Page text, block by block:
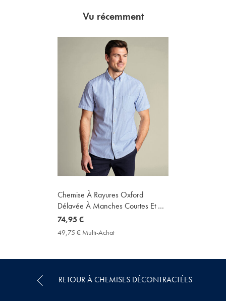
Vu récemment
Chemise À Rayures Oxford
Délavée À Manches Courtes Et Col
Boutonné - Bleu Océan
now
74,95
74,95 €
49,75 € Multi-Achat
Achat
RETOUR À CHEMISES DÉCONTRACTÉES